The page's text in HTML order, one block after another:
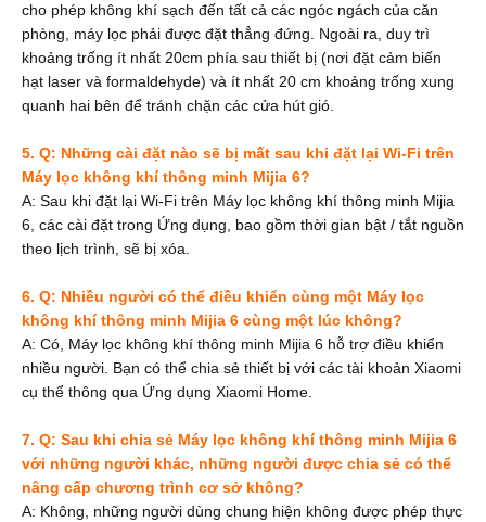
cho phép không khí sạch đến tất cả các ngóc ngách của căn
phòng, máy lọc phải được đặt thẳng đứng. Ngoài ra, duy trì
khoảng trống ít nhất 20cm phía sau thiết bị (nơi đặt cảm biến
hạt laser và formaldehyde) và ít nhất 20 cm khoảng trống xung
quanh hai bên để tránh chặn các cửa hút gió.
5. Q: Những cài đặt nào sẽ bị mất sau khi đặt lại Wi-Fi trên
Máy lọc không khí thông minh Mijia 6?
A: Sau khi đặt lại Wi-Fi trên Máy lọc không khí thông minh Mijia
6, các cài đặt trong Ứng dụng, bao gồm thời gian bật / tắt nguồn
theo lịch trình, sẽ bị xóa.
6. Q: Nhiều người có thể điều khiển cùng một Máy lọc
không khí thông minh Mijia 6 cùng một lúc không?
A: Có, Máy lọc không khí thông minh Mijia 6 hỗ trợ điều khiển
nhiều người. Bạn có thể chia sẻ thiết bị với các tài khoản Xiaomi
cụ thể thông qua Ứng dụng Xiaomi Home.
7. Q: Sau khi chia sẻ Máy lọc không khí thông minh Mijia 6
với những người khác, những người được chia sẻ có thể
nâng cấp chương trình cơ sở không?
A: Không, những người dùng chung hiện không được phép thực